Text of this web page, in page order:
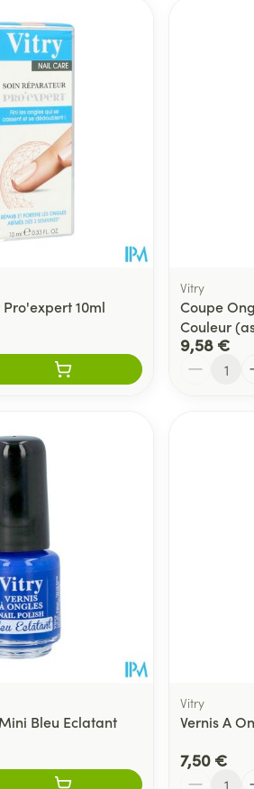
10ml
Vitry
Coupe
Couleur
9,58 €
Quantité
Bleu Eclatant
Vitry
Vernis A
7,50 €
Quantité